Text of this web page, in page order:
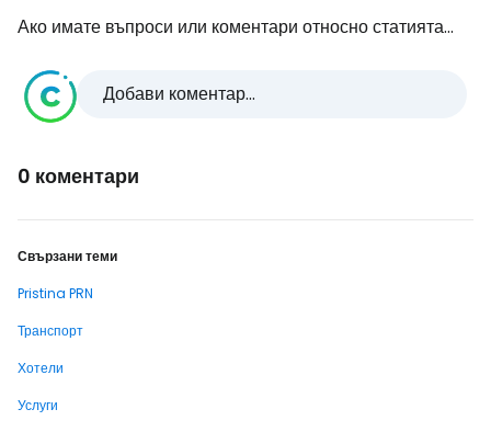
Ако имате въпроси или коментари относно статията...
Добави коментар...
0 коментари
Свързани теми
Pristina PRN
Транспорт
Хотели
Услуги